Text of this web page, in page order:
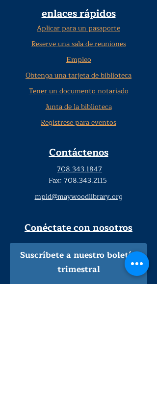
enlaces rápidos
Aplicar para un pasaporte
Reserve una sala de reuniones
Empleo
Obtenga una tarjeta de biblioteca
Tener un documento notariado
Junta de la biblioteca
Regístrese para eventos
Contáctenos
708.343.1847
Fax: 708.343.2115
mpld@maywoodlibrary.org
Conéctate con nosotros
Suscríbete a nuestro boletín
trimestral